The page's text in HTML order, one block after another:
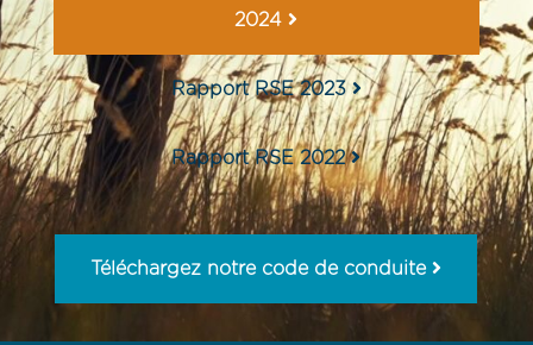
2024
Rapport RSE 2023
Rapport RSE 2022
Téléchargez notre code de conduite